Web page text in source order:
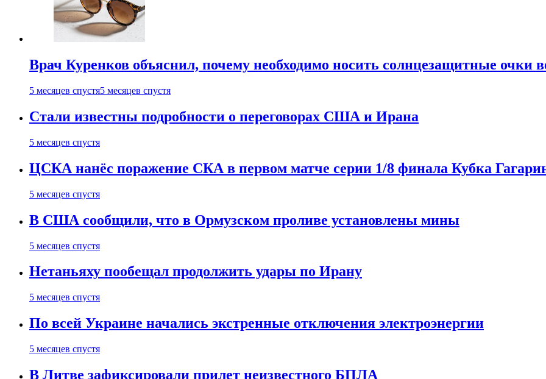
Врач Куренков объяснил, почему необходимо носить солнцезащитные очки
5 месяцев спустя5 месяцев спустя
Стали известны подробности о переговорах США и Ирана
5 месяцев спустя
ЦСКА нанёс поражение СКА в первом матче серии 1/8 финала Кубка
5 месяцев спустя
В США сообщили, что в Ормузском проливе установлены мины
5 месяцев спустя
Нетаньяху пообещал продолжить удары по Ирану
5 месяцев спустя
По всей Украине начались экстренные отключения электроэнергии
5 месяцев спустя
В Литве зафиксировали прилет неизвестного БПЛА